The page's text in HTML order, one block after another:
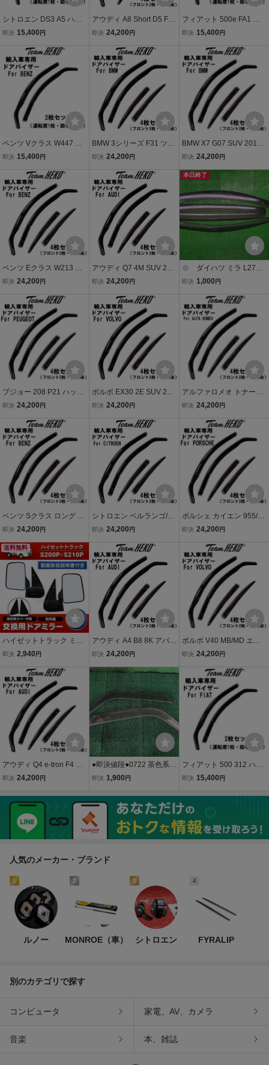
シトロエン DS3 A5 ハッ
チバック 2010年～2019
ザー サイドバイザー 左右
セット 運転席 助手席 312
253
即決 15,400 円
アウディ A8 Short D5 F8
セダン 2018年～ Team H
バイザー 左右セット 運転
席 助手席 リア 310262
即決 24,200 円
フィアット 500e FA1 ハ
ッチバック 2022年～ Tea
イドバイザー 左右セット
運転席 助手席 315181
即決 15,400 円
ベンツ Vクラス W447 バ
ン 2015年～ Team HEKO
ザー 左右セット 運転席 助
手席 323215
即決 15,400 円
BMW 3シリーズ F31 ツー
リング 2012年～2019年 T
サイドバイザー 左右セッ
ト 運転席 助手席 リア 311
173
即決 24,200 円
BMW X7 G07 SUV 2019
年～ Team HEKO ドアバ
右セット 運転席 助手席 リ
ア 311181
即決 24,200 円
ベンツ Eクラス W213 ワ
ゴン 2016年～2024年 Te
サイドバイザー 左右セッ
ト 運転席 助手席 リア 323
605
即決 24,200 円
アウディ Q7 4M SUV 201
6年～ Team HEKO ドアバ
右セット 運転席 助手席 リ
ア 310249
即決 24,200 円
本日終了
☆ ダイハツ ミラ L275S
純正 サイドドアバイザ
運転席/助手席/リア左右
雨よけ
即決 1,000 円
プジョー 208 P21 ハッチ
バック 2020年～ Team H
バイザー 左右セット 運転
席 助手席 リア 325406
即決 24,200 円
ボルボ EX30 2E SUV 202
3年～ Team HEKO ドアバ
右セット 運転席 助手席 リ
ア 331265
即決 24,200 円
アルファロメオ トナーレ
965 SUV 2023年～ Team
ドバイザー 左右セット 運
転席 助手席 リア 310121
即決 24,200 円
ベンツ Sクラス ロング W
223 セダン 2021年～ Tea
イドバイザー 左右セット
運転席 助手席 リア 32364
2
即決 24,200 円
シトロエン ベルランゴ/ベ
ルランゴ ロング K9 2020
イザー サイドバイザー 左
右セット 運転席 助手席 リ
ア 325404
即決 24,200 円
ポルシェ カイエン 955/95
7 9P SUV 2002年～2010
ザー サイドバイザー 左右
セット 運転席 助手席 リア
326302
即決 24,200 円
送料無料
ハイゼットトラック ミラ
ー ダイハツ サイド ドア S
P 左右セット 取説付き 運
転席 助手席 黒 交換 軽ト
ラ 社外 E405
即決 2,940 円
アウディ A4 B8 8K アバン
ト 2008年～2016年 Team
ドバイザー 左右セット 運
転席 助手席 リア 310236
即決 24,200 円
ボルボ V40 MB/MD エス
テート 2013年～2019年 T
サイドバイザー 左右セッ
ト 運転席 助手席 リア 331
238
即決 24,200 円
アウディ Q4 e-tron F4 ス
ポーツバック 2022年～ T
サイドバイザー 左右セッ
ト 運転席 助手席 リア 310
即決 24,200 円
●即決値段●0722 茶色系
スバル サンバー TT1 TT2
イザー 左右 サイドドアバ
イザー 運転席側 助手席側
ピンなし
即決 1,900 円
フィアット 500 312 ハッ
チバック 2008年～ Team
ドバイザー 左右セット 運
転席 助手席 315156
即決 15,400 円
人気のメーカー・ブランド
1
ルノー
2
MONROE（車）
3
シトロエン
4
FYRALIP
別のカテゴリで探す
コンピュータ 家電、AV、カメラ
音楽 本、雑誌